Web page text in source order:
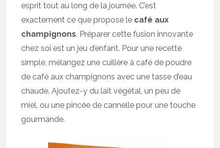
esprit tout au long de la journée. C’est
exactement ce que propose le café aux
champignons. Préparer cette fusion innovante
chez soi est un jeu d’enfant. Pour une recette
simple, mélangez une cuillère à café de poudre
de café aux champignons avec une tasse d’eau
chaude. Ajoutez-y du lait végétal, un peu de
miel, ou une pincée de cannelle pour une touche
gourmande.